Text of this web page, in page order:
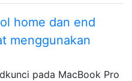
home dan end
menggunakan
pada MacBook Pro